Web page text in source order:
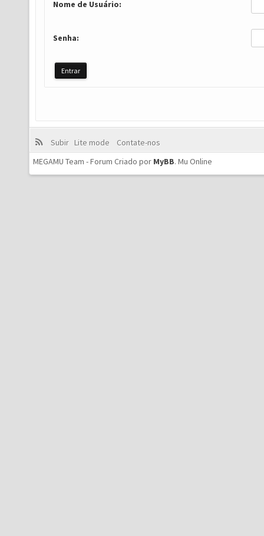
Nome de Usuário:
Senha:
Subir Lite mode
Contate-nos
MEGAMU Team - Forum Criado por MyBB. Mu Online